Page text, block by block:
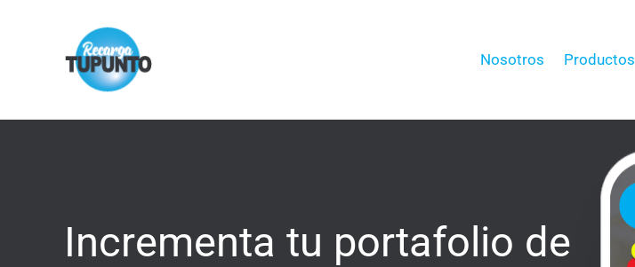
contenido
Nosotros Productos
Incrementa tu portafolio de